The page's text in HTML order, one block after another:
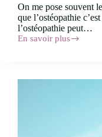
On me pose souvent
que l’ostéopathie
l’ostéopathie peut…
En savoir plus
L’ostéopathie